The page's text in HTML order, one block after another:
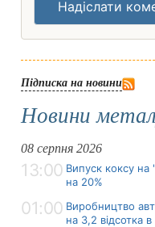
Надіслати
Підписка на новини
Новини
08 серпня 2026
13:00 Випуск коксу на
на 20%
01:00 Виробництво
на 3,2 відсотка